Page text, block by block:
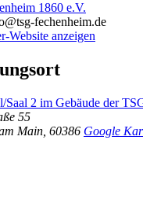
1860 e.V.
fechenheim.de
Website anzeigen
Saal 2 im Gebäude der
55
Main 60386 Google